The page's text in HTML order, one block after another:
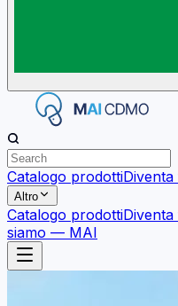
Catalogo prodotti
Altro
Catalogo prodotti
siamo — MAI